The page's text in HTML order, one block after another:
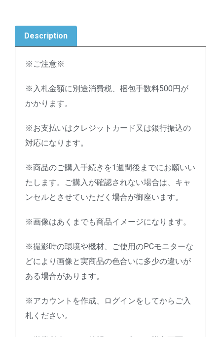
Description
※ご注意※
※入札金額に別途消費税、梱包手数料500円が
かかります。
※お支払いはクレジットカード又は銀行振込の
対応になります。
※商品のご購入手続きを1週間後までにお願いい
たします。ご購入が確認されない場合は、キャ
ンセルとさせていただく場合が御座います。
※画像はあくまでも商品イメージになります。
※撮影時の環境や機材、ご使用のPCモニターな
どにより画像と実商品の色合いに多少の違いが
ある場合があります。
※アカウントを作成、ログインをしてからご入
札ください。